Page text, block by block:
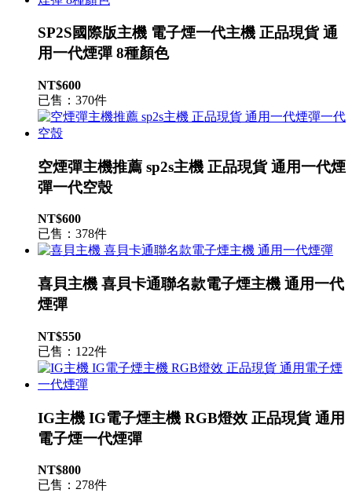
SP2S國際版主機 電子煙一代主機 正品現貨 通
用一代煙彈 8種顏色
NT$600
已售：370件
空煙彈主機推薦 sp2s主機 正品現貨 通用一代煙
彈一代空殼
NT$600
已售：378件
喜貝主機 喜貝卡通聯名款電子煙主機 通用一代
煙彈
NT$550
已售：122件
IG主機 IG電子煙主機 RGB燈效 正品現貨 通用
電子煙一代煙彈
NT$800
已售：278件